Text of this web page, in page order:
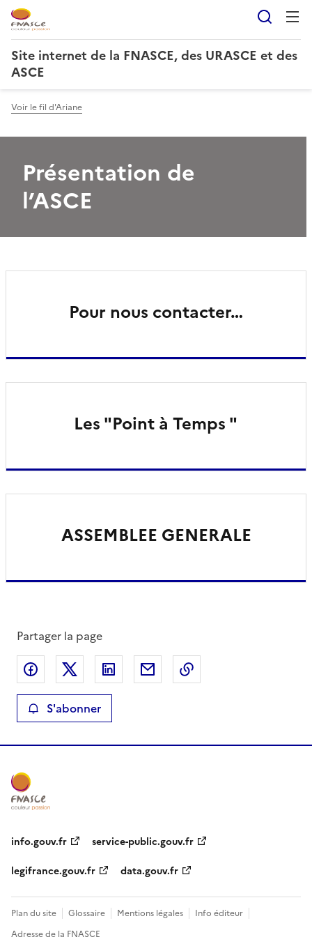
Site internet de la FNASCE, des URASCE et des
ASCE
Voir le fil d'Ariane
Présentation de
l’ASCE
Pour nous contacter…
Les "Point à Temps "
ASSEMBLEE GENERALE
Partager la page
Partager sur Facebook
Partager sur XPartager sur LinkedIn
Partager par email
S'abonner
info.gouv.fr
service-public.gouv.fr
legifrance.gouv.fr
data.gouv.fr
Plan du site Glossaire Mentions légales
Info éditeur
Adresse de la FNASCE